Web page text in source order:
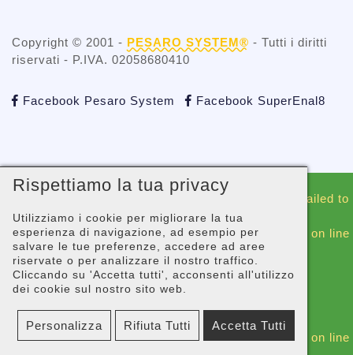
Rispettiamo la tua privacy
Utilizziamo i cookie per migliorare la tua
esperienza di navigazione, ad esempio per
salvare le tue preferenze, accedere ad aree
riservate o per analizzare il nostro traffico.
Cliccando su 'Accetta tutti', acconsenti all'utilizzo
dei cookie sul nostro sito web.
Personalizza Rifiuta Tutti Accetta Tutti
Copyright © 2001 - PESARO SYSTEM® - Tutti i diritti
riservati - P.IVA. 02058680410
Facebook Pesaro System Facebook SuperEnal8
Warning
: include(./whatsapp/whatsappblock.php): Failed to
open stream: No such file or directory in
/gopanel/sites/superenal8.com/_footer-script.php
on line
44
Warning: include(): Failed opening
(include_path='.:/usr/share/php') in
/gopanel/sites/superenal8.com/_footer-script.php
on line